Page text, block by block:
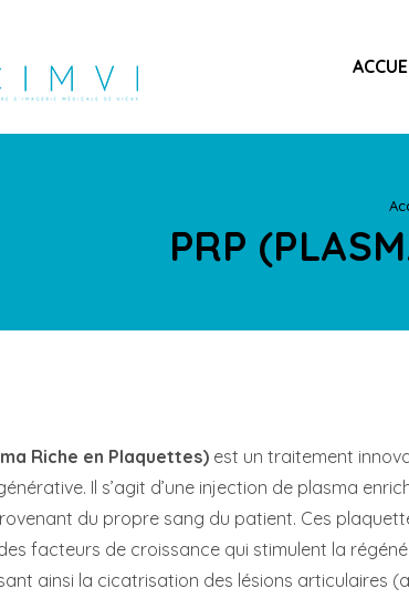
PRP
Riche en Plaquettes) est un traitement
Il s’agit d’une injection de plasma
du propre sang du patient. Ces
facteurs de croissance qui stimulent la
ainsi la cicatrisation des lésions articulaires